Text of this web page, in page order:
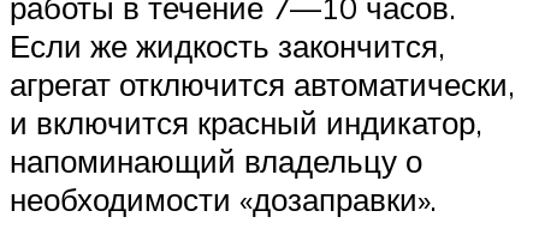
Если же жидкость закончится,
агрегат отключится автоматически,
и включится красный индикатор,
напоминающий владельцу о
необходимости «дозаправки».